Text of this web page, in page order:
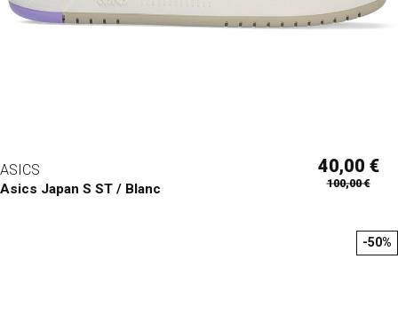
ASICS
Asics Japan S ST / Blanc
40,00 €
100,00 €
-50%